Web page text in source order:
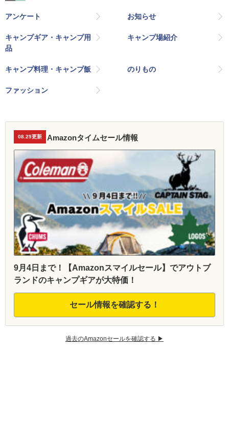
アンケート お知らせ
キャンプギア・キャンプ用
品
キャンプ場紹介
キャンプ料理・キャンプ飯 のりもの
ファッション
08.29更新 Amazonタイムセール情報
9月4日まで！【Amazonスマイルセール】でアウトブ
ランドのキャンプギアが大特価！
セール情報を確認する！
過去のAmazonセールを確認する ▶︎